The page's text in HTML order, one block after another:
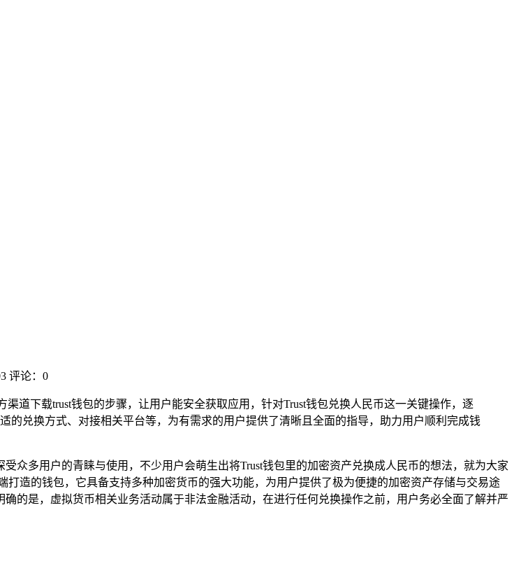
评论：0
道下载trust钱包的步骤，让用户能安全获取应用，针对Trust钱包兑换人民币这一关键操作，逐
兑换方式、对接相关平台等，为有需求的用户提供了清晰且全面的指导，助力用户顺利完成钱
众多用户的青睐与使用，不少用户会萌生出将Trust钱包里的加密资产兑换成人民币的想法，就为大家
造的钱包，它具备支持多种加密货币的强大功能，为用户提供了极为便捷的加密资产存储与交易途
的是，虚拟货币相关业务活动属于非法金融活动，在进行任何兑换操作之前，用户务必全面了解并严